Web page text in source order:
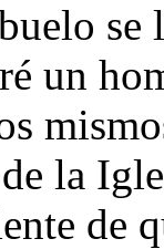
se
un
la
de